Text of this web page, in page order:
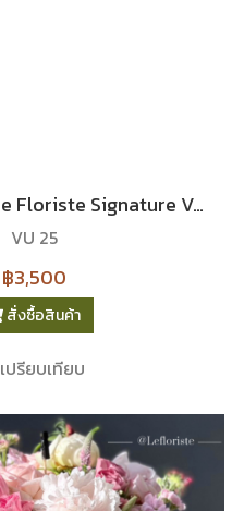
แจกันดอกไม้สด Le Floriste Signature Vases No. 25 (พรีเมียม)
VU 25
฿3,500
สั่งซื้อสินค้า
เปรียบเทียบ